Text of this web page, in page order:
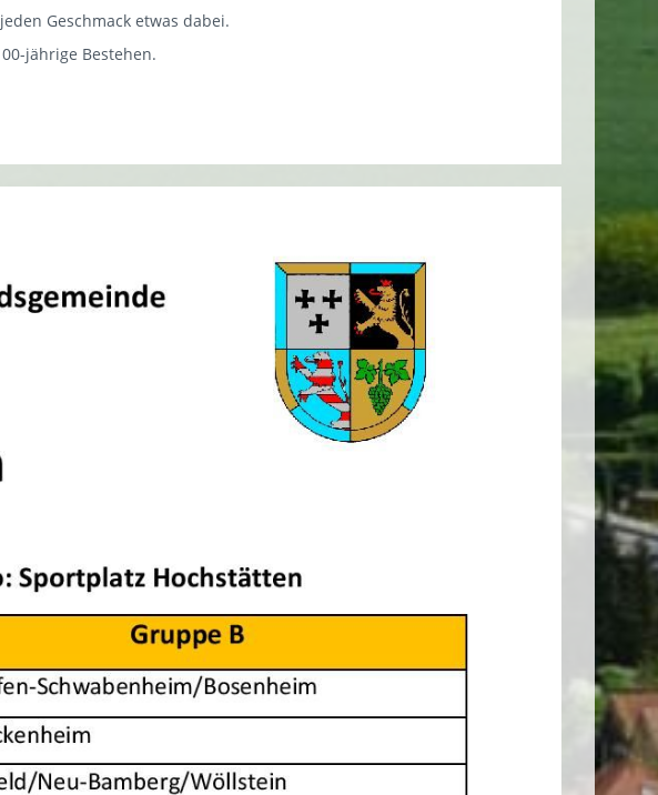
Geschmack etwas dabei.
jährige Bestehen.